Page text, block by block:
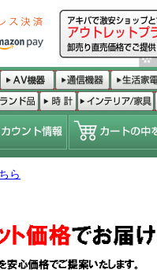
ら